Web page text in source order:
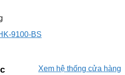
9100-BS
Xem hệ thống cửa hàng